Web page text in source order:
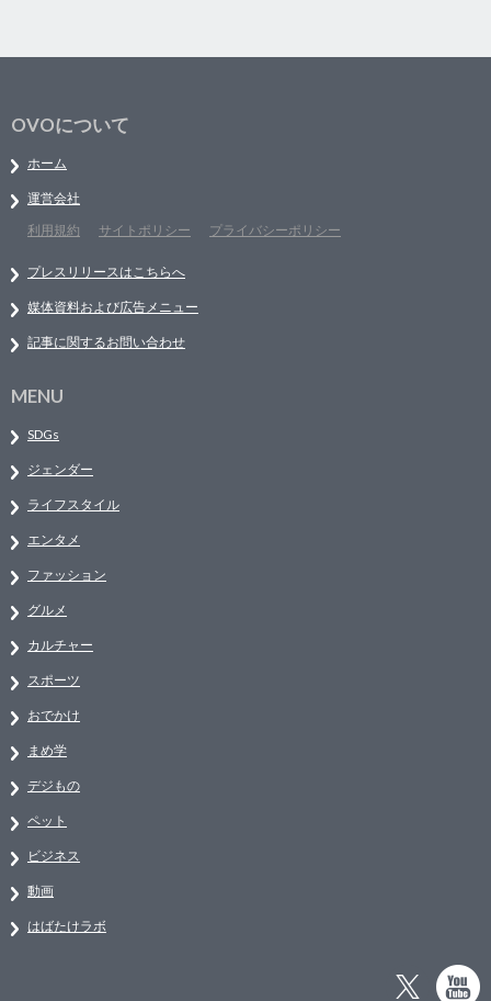
OVOについて
ホーム
運営会社
利用規約
サイトポリシー プライバシーポリシー
プレスリリースはこちらへ
媒体資料および広告メニュー
記事に関するお問い合わせ
MENU
SDGs
ジェンダー
ライフスタイル
エンタメ
ファッション
グルメ
カルチャー
スポーツ
おでかけ
まめ学
デジもの
ペット
ビジネス
動画
はばたけラボ